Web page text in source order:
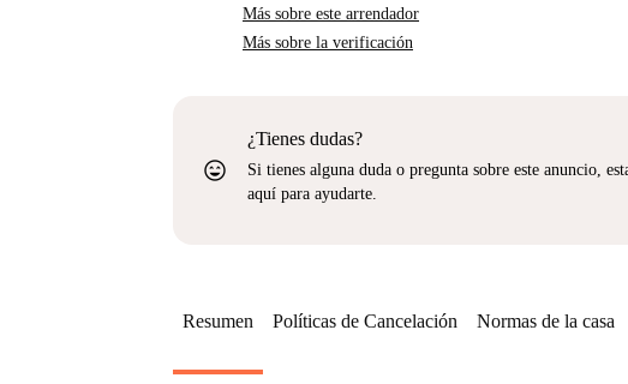
Más sobre este arrendador
Más sobre la verificación
sentiment_very_satisfied
¿Tienes dudas?
Si tienes alguna duda o pregunta sobre este anuncio,
aquí para ayudarte.
Resumen Políticas de Cancelación Normas de la casa